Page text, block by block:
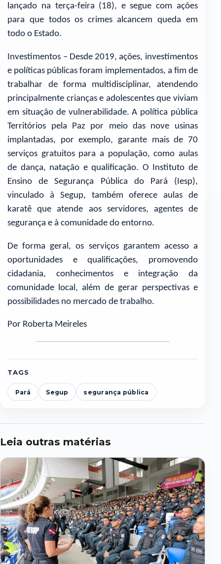
lançado na terça-feira (18), e segue com ações
para que todos os crimes alcancem queda em
todo o Estado.
Investimentos – Desde 2019, ações, investimentos
e políticas públicas foram implementados, a fim de
trabalhar de forma multidisciplinar, atendendo
principalmente crianças e adolescentes que viviam
em situação de vulnerabilidade. A política pública
Territórios pela Paz por meio das nove usinas
implantadas, por exemplo, garante mais de 70
serviços gratuitos para a população, como aulas
de dança, natação e qualificação. O Instituto de
Ensino de Segurança Pública do Pará (Iesp),
vinculado à Segup, também oferece aulas de
karatê que atende aos servidores, agentes de
segurança e à comunidade do entorno.
De forma geral, os serviços garantem acesso a
oportunidades e qualificações, promovendo
cidadania, conhecimentos e integração da
comunidade local, além de gerar perspectivas e
possibilidades no mercado de trabalho.
Por Roberta Meireles
TAGS
Pará Segup segurança pública
Leia outras matérias